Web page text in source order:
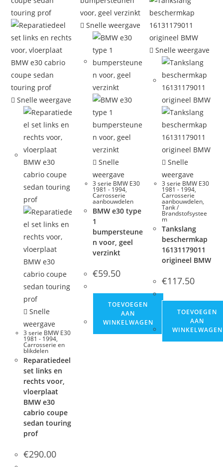
Snelle weergave
Snelle
weergave
3 serie BMW E30
1981 - 1994,
Carrosserie en
blikdelen
Reparatiedeel
set links en
rechts voor,
vloerplaat
BMW e30
cabrio coupe
sedan touring
prof
€290.00
Snelle weergave
Snelle
weergave
3 serie BMW E30
1981 - 1994,
Carrosserie
aanbouwdelen
BMW e30 type
1
bumpersteune
n voor, geel
verzinkt
€59.50
TOEVOEGEN
AAN
WINKELWAGEN
Snelle weergave
Snelle
weergave
3 serie BMW E30
1981 - 1994,
Carrosserie
aanbouwdelen,
Tank /
Brandstofsystee
m
Tankslang
beschermkap
16131179011
origineel BMW
€117.50
TOEVOEGEN
AAN
WINKELWAGEN